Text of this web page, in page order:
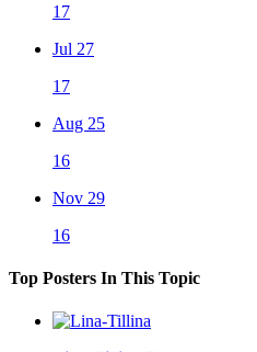
17
Jul 27
17
Aug 25
16
Nov 29
16
Top Posters In This Topic